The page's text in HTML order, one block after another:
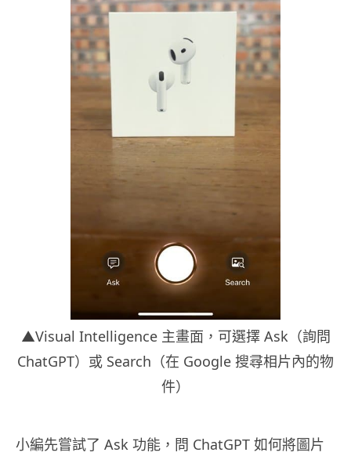
▲Visual Intelligence 主畫面，可選擇 Ask（詢問
ChatGPT）或 Search（在 Google 搜尋相片內的物
件）
小編先嘗試了 Ask 功能，問 ChatGPT 如何將圖片